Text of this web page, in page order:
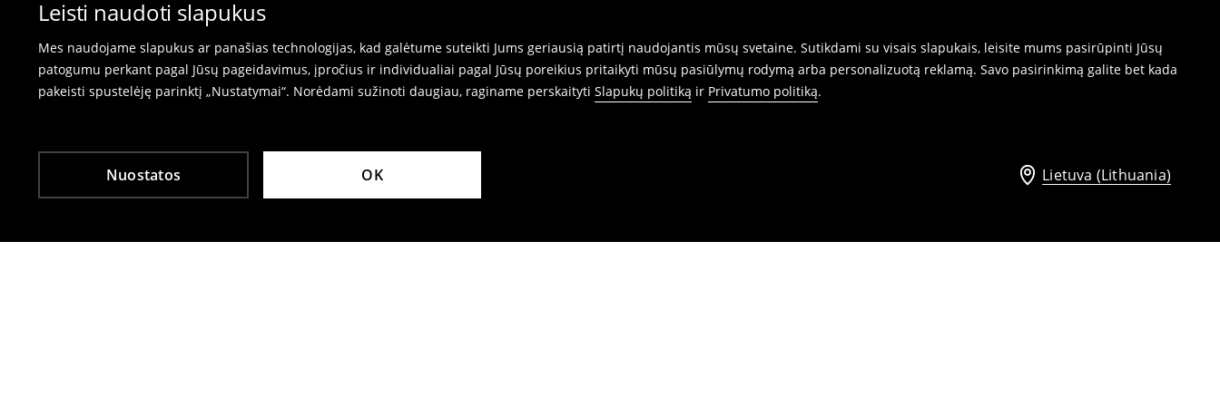
Leisti naudoti slapukus
Mes naudojame slapukus ar panašias technologijas, kad galėtume suteikti Jums geriausią patirtį naudojantis mūsų svetaine. Sutikdami su visais slapukais, leisite mums pasirūpinti Jūsų
patogumu perkant pagal Jūsų pageidavimus, įpročius ir individualiai pagal Jūsų poreikius pritaikyti mūsų pasiūlymų rodymą arba personalizuotą reklamą. Savo pasirinkimą galite bet kada
pakeisti spustelėję parinktį „Nustatymai“. Norėdami sužinoti daugiau, raginame perskaityti Slapukų politiką ir Privatumo politiką.
Nuostatos OK Lietuva (Lithuania)
⟶
Prekių grąžinimas